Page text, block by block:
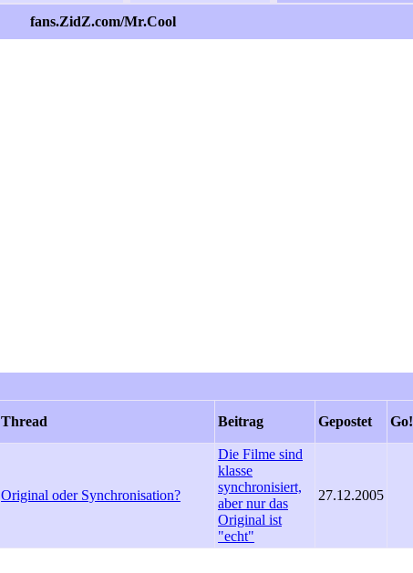
fans.ZidZ.com/Mr.Cool
Thread Beitrag Gepostet Go!
Original oder Synchronisation?
Die Filme sind
klasse
synchronisiert,
aber nur das
Original ist
"echt"
27.12.2005